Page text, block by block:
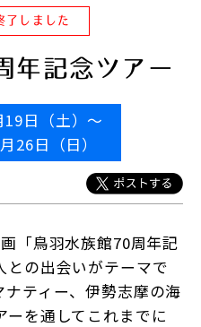
了しました
年記念ツアー
19日（土）～
26日（日）
「鳥羽水族館70周年記
との出会いがテーマで
ティー、伊勢志摩の海
を通してこれまでに